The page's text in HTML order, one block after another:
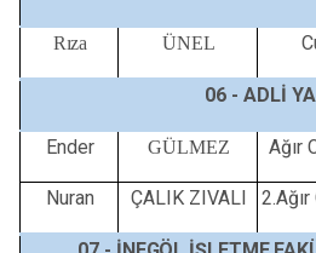
Rıza ÜNEL
06 -ADLİ
Ender GÜLMEZ Ağır
Nuran ÇALIK ZIVALI 2.Ağır